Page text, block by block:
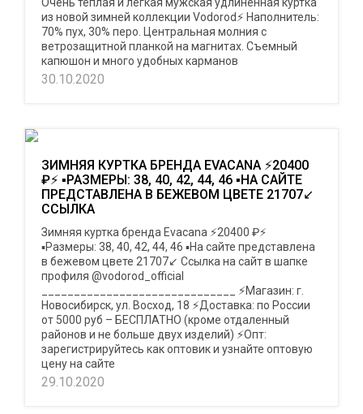
из новой зимней коллекции Vodorod⚡ Наполнитель:
70% пух, 30% перо. Центральная молния с
ветрозащитной планкой на магнитах. Съемный
капюшон и много удобных карманов
30.10.2020
ЗИМНЯЯ КУРТКА БРЕНДА EVACANA ⚡20400
₽⚡ ▪︎РАЗМЕРЫ: 38, 40, 42, 44, 46 ▪︎НА САЙТЕ
ПРЕДСТАВЛЕНА В БЕЖЕВОМ ЦВЕТЕ 21707↙️
ССЫЛКА
Зимняя куртка бренда Evacana ⚡20400 ₽⚡
▪︎Размеры: 38, 40, 42, 44, 46 ▪︎На сайте представлена
в бежевом цвете 21707↙️ Ссылка на сайт в шапке
профиля @vodorod_official
______________________________ ⚡Магазин: г.
Новосибирск, ул. Восход, 18 ⚡Доставка: по России
от 5000 руб – БЕСПЛАТНО (кроме отдаленный
районов и не больше двух изделий) ⚡Опт:
зарегистрируйтесь как оптовик и узнайте оптовую
цену на сайте
29.10.2020